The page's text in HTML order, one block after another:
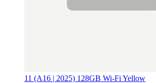
11 (A16 | 2025) 128GB Wi-Fi Yellow